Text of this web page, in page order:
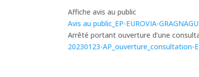
Affiche avis au public
Avis au public_EP-EUROVIA-
Arrêté portant ouverture d’une
20230123-AP_ouverture_consultation-